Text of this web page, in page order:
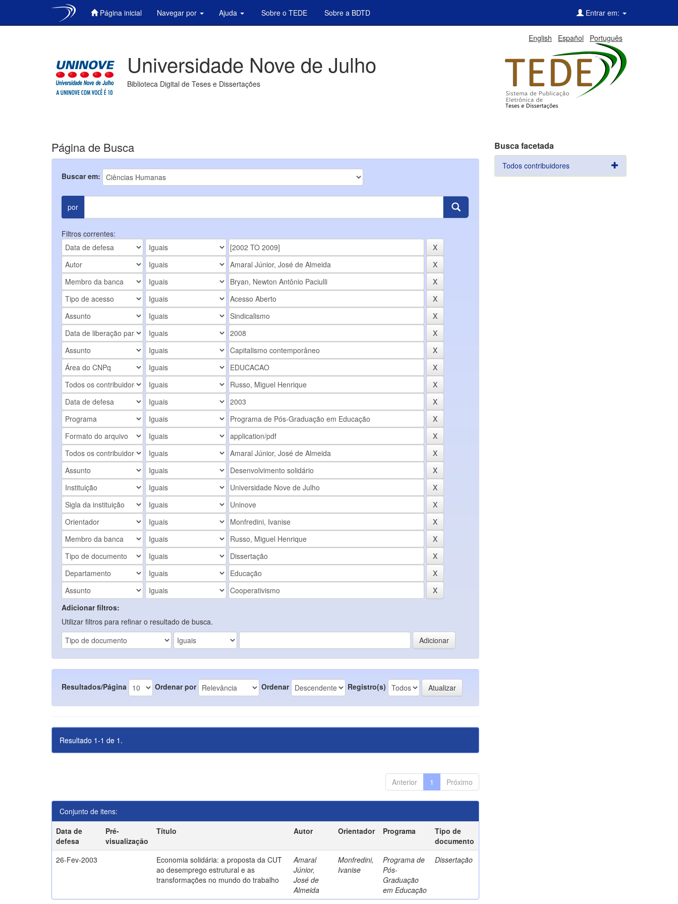
Página inicial Navegar por Ajuda Sobre o TEDE Sobre a BDTD Entrar em:
English Español Português
Universidade Nove de Julho
Biblioteca Digital de Teses e Dissertações
Página de Busca
Buscar em:
por
Filtros correntes:
Adicionar filtros:
Utilizar filtros para refinar o resultado de busca.
Resultados/Página Ordenar por Ordenar Registro(s)
Resultado 1-1 de 1.
Anterior 1 Próximo
Conjunto de itens:
Data de
defesa
Pré-
visualização
Título Autor Orientador Programa
Tipo de
documento
26-Fev-2003
Economia solidária: a proposta da CUT
ao desemprego estrutural e as
transformações no mundo do trabalho
Amaral
Júnior,
José de
Almeida
Monfredini,
Ivanise
Programa de
Pós-
Graduação
em Educação
Dissertação
Busca facetada
Todos contribuidores